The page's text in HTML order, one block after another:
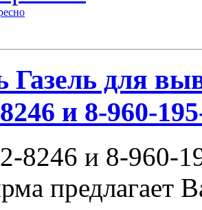
Газель для
и 8-960-
8246 и 8-960-
предлагает